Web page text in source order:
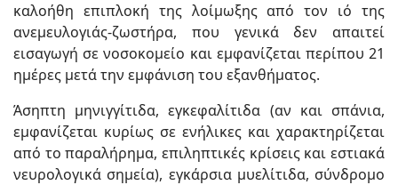
καλοήθη επιπλοκή της λοίμωξης από τον ιό της
ανεμευλογιάς-ζωστήρα, που γενικά δεν απαιτεί
εισαγωγή σε νοσοκομείο και εμφανίζεται περίπου 21
ημέρες μετά την εμφάνιση του εξανθήματος.
Άσηπτη μηνιγγίτιδα, εγκεφαλίτιδα (αν και σπάνια,
εμφανίζεται κυρίως σε ενήλικες και χαρακτηρίζεται
από το παραλήρημα, επιληπτικές κρίσεις και εστιακά
νευρολογικά σημεία), εγκάρσια μυελίτιδα, σύνδρομο